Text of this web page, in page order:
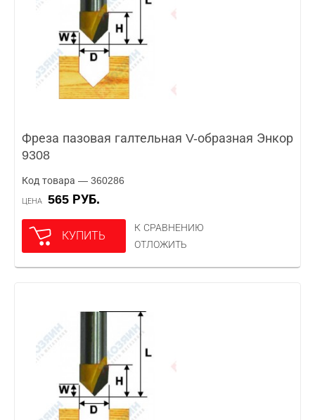
Фреза пазовая галтельная V-образная Энкор
9308
Код товара — 360286
ЦЕНА 565 РУБ.
КУПИТЬ
К СРАВНЕНИЮ
ОТЛОЖИТЬ